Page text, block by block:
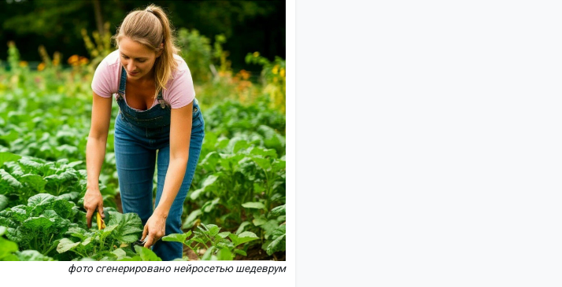
фото сгенерировано нейросетью шедеврум